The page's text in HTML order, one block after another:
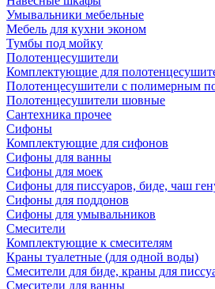
Умывальники мебельные
Мебель для кухни эконом
Тумбы под мойку
Полотенцесушители
Комплектующие для
Полотенцесушители с полимерным
Полотенцесушители шовные
Сантехника прочее
Сифоны
Комплектующие для сифонов
Сифоны для ванны
Сифоны для моек
Сифоны для писсуаров, биде, чаш
Сифоны для поддонов
Сифоны для умывальников
Смесители
Комплектующие к смесителям
Краны туалетные (для одной воды)
Смесители для биде, краны для
Смесители для ванны